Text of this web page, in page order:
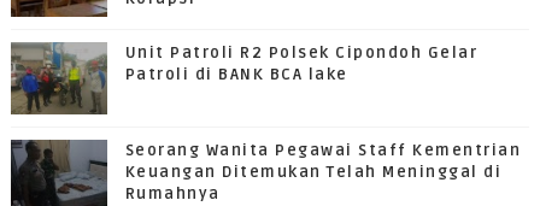
Unit Patroli R2 Polsek Cipondoh Gelar
Patroli di BANK BCA lake
Seorang Wanita Pegawai Staff Kementrian
Keuangan Ditemukan Telah Meninggal di
Rumahnya